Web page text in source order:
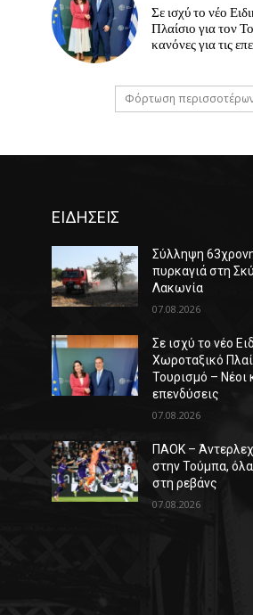
Σε ισχύ το νέο
Πλαίσιο για τον
κανόνες για τις
Φόρτωση
ΕΙΔΗΣΕΙΣ
Σύλληψη
πυρκαγιά στη
Λακωνία
07.08.2026
Σε ισχύ το νέο
Χωροταξικό
Τουρισμό – Νέοι
επενδύσεις
07.08.2026
ΠΑΟΚ –
στην Τούμπα,
στη ρεβάνς
07.08.2026